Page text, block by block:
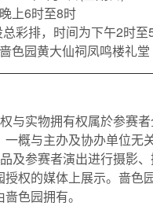
上6时至8时
彩排，时间为下午2时至
色园黄大仙祠凤鸣楼礼堂
与实物拥有权属於参赛
概与主办及协办单位无关
及参赛者演出进行摄影
权的媒体上展示。啬色
色园拥有。